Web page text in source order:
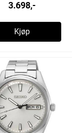
3.698,-
Kjøp